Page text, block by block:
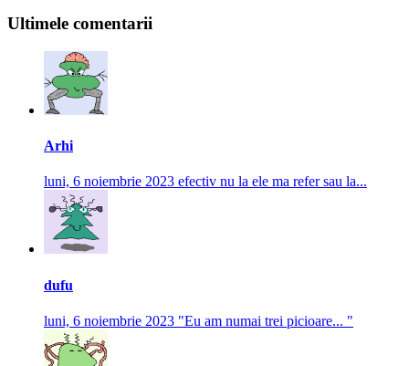
Ultimele comentarii
Arhi
luni, 6 noiembrie 2023 efectiv nu la ele ma refer sau la...
dufu
luni, 6 noiembrie 2023 "Eu am numai trei picioare... "